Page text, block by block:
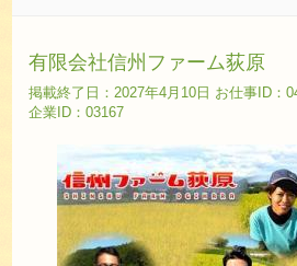
有限会社信州ファーム荻原
掲載終了日：2027年4月10日 お仕事ID：
企業ID：03167